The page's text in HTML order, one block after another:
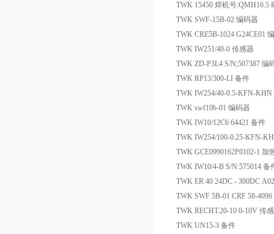
TWK 15450 焊机号:QMH16.5
TWK SWF-15B-02 编码器
TWK CRE5B-1024 G24CE01
TWK IW251/40-0 传感器
TWK ZD-P3L4 S/N;507387 编
TWK RP13/300-LI 备件
TWK IW254/40-0.5-KFN-KHN
TWK swf10b-01 编码器
TWK IW10/12C6 64421 备件
TWK IW254/100-0.25-KFN-
TWK GCE0990162P0102-1 加
TWK IW10/4-B S/N:575014 备
TWK ER 40 24DC - 300DC
TWK SWF 5B-01 CRF 58-
TWK RECHT.20-10 0-10V 传
TWK UN15-3 备件